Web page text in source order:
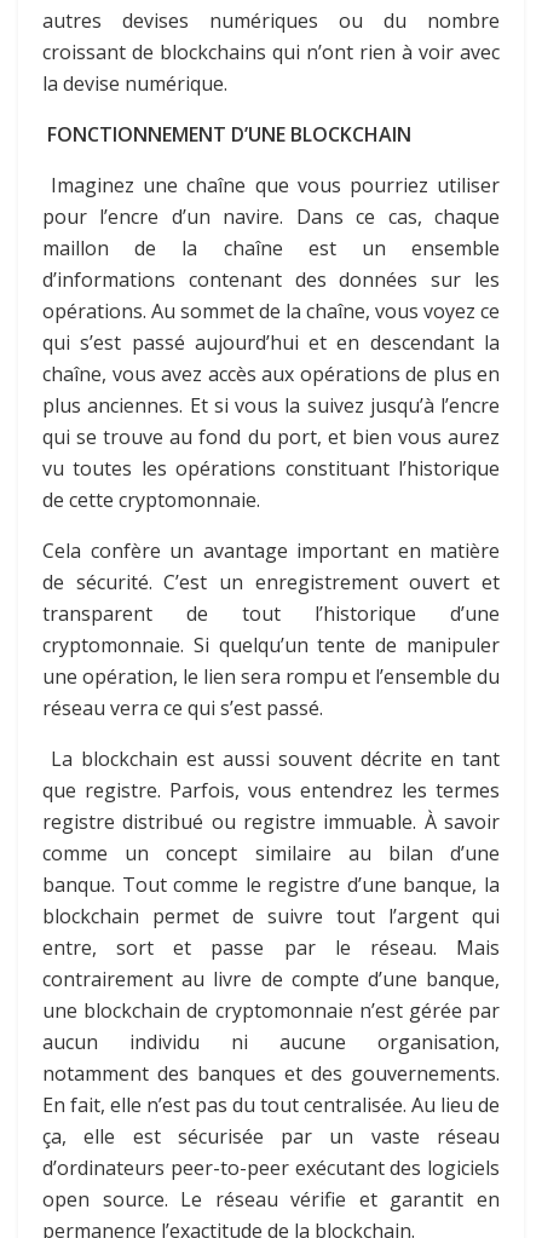
autres devises numériques ou du nombre
croissant de blockchains qui n’ont rien à voir avec
la devise numérique.
FONCTIONNEMENT D’UNE BLOCKCHAIN
Imaginez une chaîne que vous pourriez utiliser
pour l’encre d’un navire. Dans ce cas, chaque
maillon de la chaîne est un ensemble
d’informations contenant des données sur les
opérations. Au sommet de la chaîne, vous voyez ce
qui s’est passé aujourd’hui et en descendant la
chaîne, vous avez accès aux opérations de plus en
plus anciennes. Et si vous la suivez jusqu’à l’encre
qui se trouve au fond du port, et bien vous aurez
vu toutes les opérations constituant l’historique
de cette cryptomonnaie.
Cela confère un avantage important en matière
de sécurité. C’est un enregistrement ouvert et
transparent de tout l’historique d’une
cryptomonnaie. Si quelqu’un tente de manipuler
une opération, le lien sera rompu et l’ensemble du
réseau verra ce qui s’est passé.
La blockchain est aussi souvent décrite en tant
que registre. Parfois, vous entendrez les termes
registre distribué ou registre immuable. À savoir
comme un concept similaire au bilan d’une
banque. Tout comme le registre d’une banque, la
blockchain permet de suivre tout l’argent qui
entre, sort et passe par le réseau. Mais
contrairement au livre de compte d’une banque,
une blockchain de cryptomonnaie n’est gérée par
aucun individu ni aucune organisation,
notamment des banques et des gouvernements.
En fait, elle n’est pas du tout centralisée. Au lieu de
ça, elle est sécurisée par un vaste réseau
d’ordinateurs peer-to-peer exécutant des logiciels
open source. Le réseau vérifie et garantit en
permanence l’exactitude de la blockchain.